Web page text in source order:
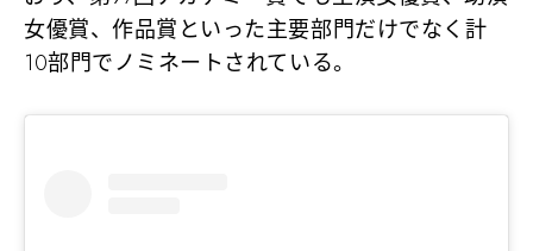
女優賞、作品賞といった主要部門だけでなく計
10部門でノミネートされている。